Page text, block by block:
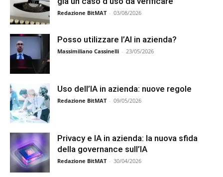
Redazione BitMAT - 03/08/2026
Posso utilizzare l’AI in azienda?
Massimiliano Cassinelli - 23/05/2026
Uso dell’IA in azienda: nuove regole
Redazione BitMAT - 09/05/2026
Privacy e IA in azienda: la nuova sfida
della governance sull’IA
Redazione BitMAT - 30/04/2026